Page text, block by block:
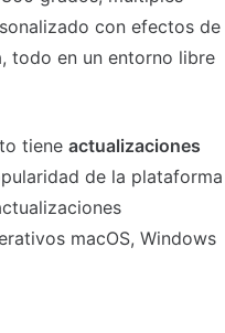
con efectos de
todo en un entorno libre
tiene actualizaciones
de la plataforma
macOS, Windows